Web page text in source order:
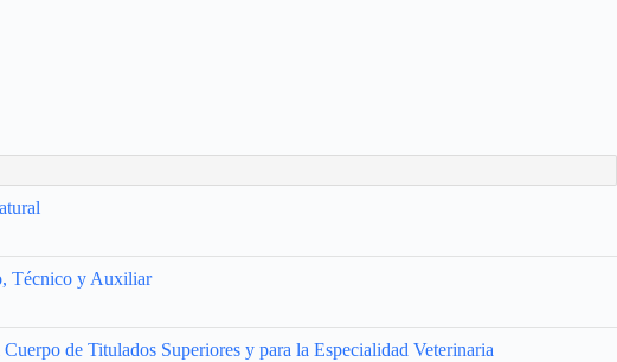
Técnico y Auxiliar
de Titulados Superiores y para la Especialidad Veterinaria